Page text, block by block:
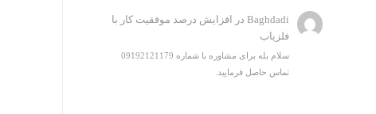
Baghdadi در
افزایش درصد موفقیت کار با
فلزیاب
سلام بله برای مشاوره با شماره 09192121179
تماس حاصل فرمایید.